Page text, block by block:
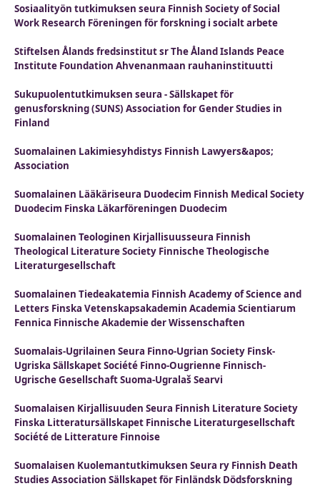
Sosiaalityön tutkimuksen seura Finnish Society of Social
Work Research Föreningen för forskning i socialt arbete
Stiftelsen Ålands fredsinstitut sr The Åland Islands Peace
Institute Foundation Ahvenanmaan rauhaninstituutti
Sukupuolentutkimuksen seura - Sällskapet för
genusforskning (SUNS) Association for Gender Studies in
Finland
Suomalainen Lakimiesyhdistys Finnish Lawyers&apos;
Association
Suomalainen Lääkäriseura Duodecim Finnish Medical Society
Duodecim Finska Läkarföreningen Duodecim
Suomalainen Teologinen Kirjallisuusseura Finnish
Theological Literature Society Finnische Theologische
Literaturgesellschaft
Suomalainen Tiedeakatemia Finnish Academy of Science and
Letters Finska Vetenskapsakademin Academia Scientiarum
Fennica Finnische Akademie der Wissenschaften
Suomalais-Ugrilainen Seura Finno-Ugrian Society Finsk-
Ugriska Sällskapet Société Finno-Ougrienne Finnisch-
Ugrische Gesellschaft Suoma-Ugralaš Searvi
Suomalaisen Kirjallisuuden Seura Finnish Literature Society
Finska Litteratursällskapet Finnische Literaturgesellschaft
Société de Litterature Finnoise
Suomalaisen Kuolemantutkimuksen Seura ry Finnish Death
Studies Association Sällskapet för Finländsk Dödsforskning